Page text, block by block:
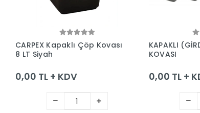
Sepete Ekle
CARPEX Kapaklı Çöp Kovası
8 LT Siyah
0,00 TL + KDV
KAPAKLI
KOVASI
0,00 TL +